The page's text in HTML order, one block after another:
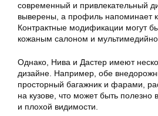
современный и привлекательный
выверены, а профиль напоминает
Контрактные модификации могут
кожаным салоном и
Однако, Нива и Дастер имеют
дизайне. Например, обе
просторный багажник и фарами,
на кузове, что может быть полезно
и плохой видимости.